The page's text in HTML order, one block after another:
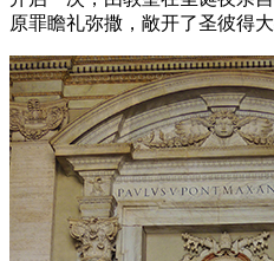
原罪瞻礼弥撒，敞开了圣彼得